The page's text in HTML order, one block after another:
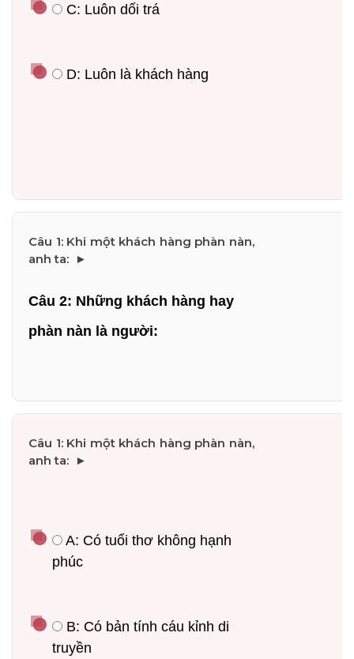
C: Luôn dối trá
D: Luôn là khách hàng
Câu 2: Những khách hàng hay
phàn nàn là người:
A: Có tuổi thơ không hạnh
phúc
B: Có bản tính cáu kỉnh di
truyền